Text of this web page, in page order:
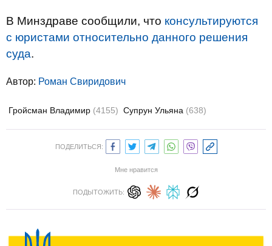
В Минздраве сообщили, что консультируются
с юристами относительно данного решения
суда.
Автор: Роман Свиридович
Гройсман Владимир (4155) Супрун Ульяна (638)
ПОДЕЛИТЬСЯ:
Мне нравится
ПОДЫТОЖИТЬ: